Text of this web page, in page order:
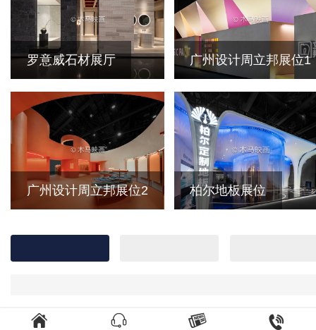
罗意威石材展厅 广州设计周立邦展位1
广州设计周立邦展位2 柏尔地板展位
   